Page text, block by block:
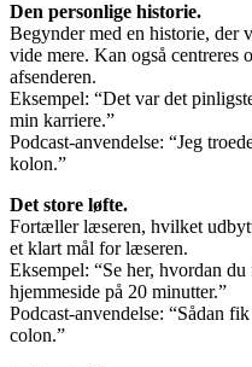
Den personlige historie.
Begynder med en historie, der
vide mere. Kan også centreres
afsenderen.
Eksempel: “Det var det
min karriere.”
Podcast-anvendelse: “Jeg
kolon.”
Det store løfte.
Fortæller læseren, hvilket
et klart mål for læseren.
Eksempel: “Se her, hvordan
hjemmeside på 20 minutter.”
Podcast-anvendelse: “Sådan
colon.”